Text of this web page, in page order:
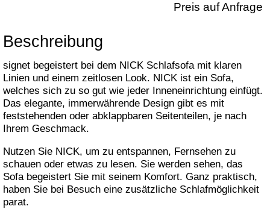
Preis auf Anfrage
Beschreibung
signet begeistert bei dem NICK Schlafsofa mit klaren
Linien und einem zeitlosen Look. NICK ist ein Sofa,
welches sich zu so gut wie jeder Inneneinrichtung einfügt.
Das elegante, immerwährende Design gibt es mit
feststehenden oder abklappbaren Seitenteilen, je nach
Ihrem Geschmack.
Nutzen Sie NICK, um zu entspannen, Fernsehen zu
schauen oder etwas zu lesen. Sie werden sehen, das
Sofa begeistert Sie mit seinem Komfort. Ganz praktisch,
haben Sie bei Besuch eine zusätzliche Schlafmöglichkeit
parat.